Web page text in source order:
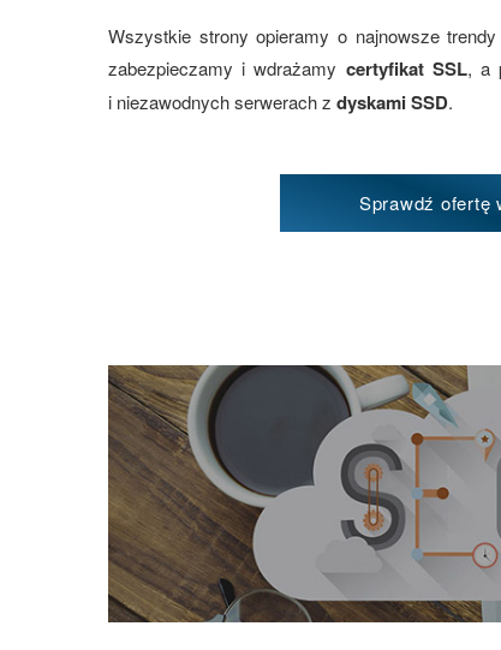
Wszystkie strony opieramy o najnowsze
zabezpieczamy i wdrażamy certyfikat SSL, a
i niezawodnych serwerach z dyskami SSD.
Sprawdź ofertę